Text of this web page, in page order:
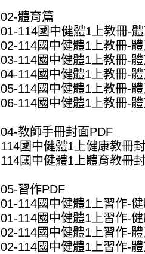
02-體育篇
01-114國中健體1上教冊-
02-114國中健體1上教冊-
03-114國中健體1上教冊-
04-114國中健體1上教冊-
05-114國中健體1上教冊-
06-114國中健體1上教冊-
04-教師手冊封面PDF
114國中健體1上健康教冊
114國中健體1上體育教冊
05-習作PDF
01-114國中健體1上習作-
01-114國中健體1上習作-
02-114國中健體1上習作-
02-114國中健體1上習作-